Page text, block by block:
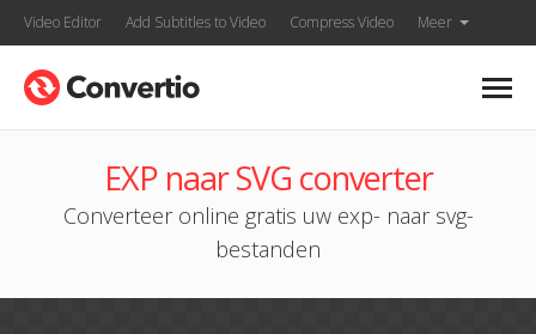
Video Editor Add Subtitles to Video Compress Video Meer
EXP naar SVG converter
Converteer online gratis uw exp- naar svg-
bestanden